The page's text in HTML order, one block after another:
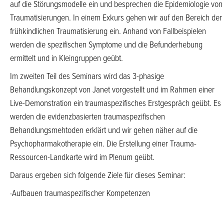
auf die Störungsmodelle ein und besprechen die Epidemiologie von
Traumatisierungen. In einem Exkurs gehen wir auf den Bereich der
frühkindlichen Traumatisierung ein. Anhand von Fallbeispielen
werden die spezifischen Symptome und die Befunderhebung
ermittelt und in Kleingruppen geübt.
Im zweiten Teil des Seminars wird das 3-phasige
Behandlungskonzept von Janet vorgestellt und im Rahmen einer
Live-Demonstration ein traumaspezifisches Erstgespräch geübt. Es
werden die evidenzbasierten traumaspezifischen
Behandlungsmehtoden erklärt und wir gehen näher auf die
Psychopharmakotherapie ein. Die Erstellung einer Trauma-
Ressourcen-Landkarte wird im Plenum geübt.
Daraus ergeben sich folgende Ziele für dieses Seminar:
·Aufbauen traumaspezifischer Kompetenzen